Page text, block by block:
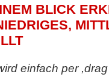
BLICK
einfach per